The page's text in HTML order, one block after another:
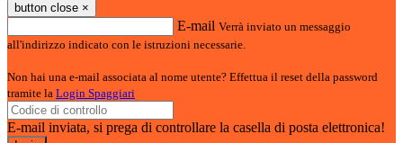
button close ×
E-mail Verrà inviato un messaggio
all'indirizzo indicato con le istruzioni necessarie.
Non hai una e-mail associata al nome utente? Effettua il reset della password
tramite la Login Spaggiari
E-mail inviata, si prega di controllare la casella di posta elettronica!